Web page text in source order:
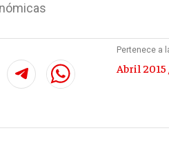
Pertenece a
Abril 2015